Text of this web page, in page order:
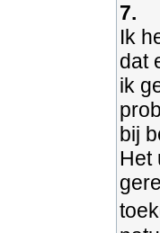
7.
Ik
dat
ik
bij
Het